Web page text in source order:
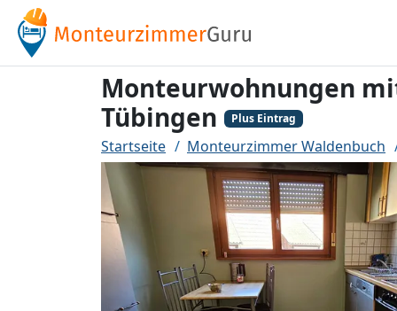
Monteurwohnungen
Tübingen
Plus Eintrag
Startseite Monteurzimmer Waldenbuch